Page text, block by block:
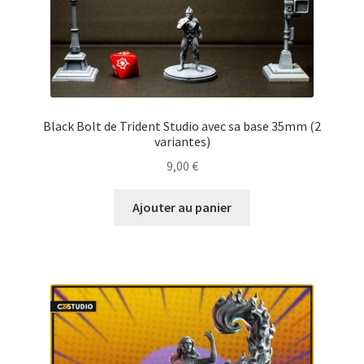
Black Bolt de Trident Studio avec sa base 35mm (2
variantes)
9,00 €
Ajouter au panier